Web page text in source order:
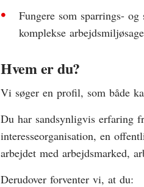
Fungere som sparrings-
komplekse
Hvem er du?
Vi søger en profil, som både
Du har sandsynligvis erfaring
interesseorganisation, en
arbejdet med arbejdsmarked,
Derudover forventer vi, at du: